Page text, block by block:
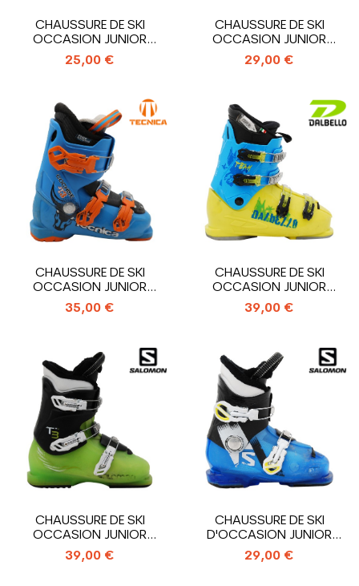
CHAUSSURE DE SKI
OCCASION JUNIOR
NORDICA TEAM T1_1...
25,00 €
CHAUSSURE DE SKI
OCCASION JUNIOR
ROSSIGNOL COMP...
29,00 €
CHAUSSURE DE SKI
OCCASION JUNIOR
TECNICA COCHISE...
35,00 €
CHAUSSURE DE SKI
OCCASION JUNIOR
DALBELLO TEAM_4...
39,00 €
CHAUSSURE DE SKI
OCCASION JUNIOR
SALOMON T3_3
CROCHETS
39,00 €
CHAUSSURE DE SKI
D'OCCASION JUNIOR
SALOMON T2_2...
29,00 €